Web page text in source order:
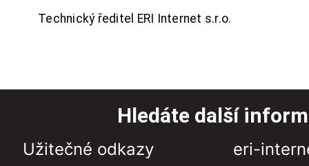
Technický ředitel ERI Internet s.r.o.
Hledáte další
Užitečné odkazy eri-